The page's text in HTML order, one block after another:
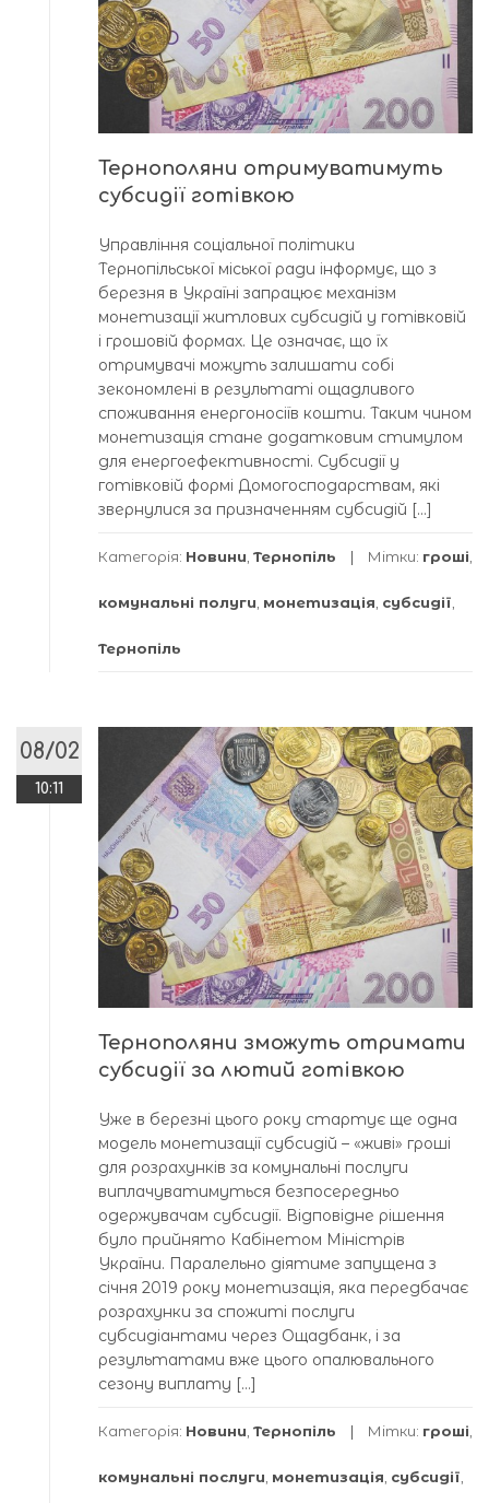
Тернополяни отримуватимуть
субсидії готівкою
Управління соціальної політики
Тернопільської міської ради інформує, що з
березня в Україні запрацює механізм
монетизації житлових субсидій у готівковій
і грошовій формах. Це означає, що їх
отримувачі можуть залишати собі
зекономлені в результаті ощадливого
споживання енергоносіїв кошти. Таким чином
монетизація стане додатковим стимулом
для енергоефективності. Субсидії у
готівковій формі Домогосподарствам, які
звернулися за призначенням субсидій […]
Категорія: Новини Тернопіль Мітки: гроші
комунальні полуги монетизація субсидії
Тернопіль
08/02
10:11
Тернополяни зможуть отримати
субсидії за лютий готівкою
Уже в березні цього року стартує ще одна
модель монетизації субсидій – «живі» гроші
для розрахунків за комунальні послуги
виплачуватимуться безпосередньо
одержувачам субсидії. Відповідне рішення
було прийнято Кабінетом Міністрів
України. Паралельно діятиме запущена з
січня 2019 року монетизація, яка передбачає
розрахунки за спожиті послуги
субсидіантами через Ощадбанк, і за
результатами вже цього опалювального
сезону виплату […]
Категорія: Новини Тернопіль Мітки: гроші
комунальні послуги монетизація субсидії